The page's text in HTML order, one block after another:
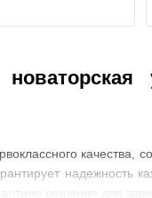
качества,
решение для